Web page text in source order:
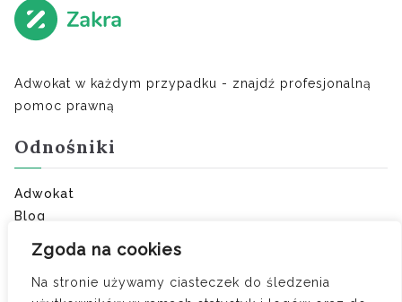
Zgoda na cookies
Na stronie używamy ciasteczek do śledzenia
Adwokat w każdym przypadku - znajdź profesjonalną
pomoc prawną
Odnośniki
Adwokat
Blog
Ostatnie porady:
Separacja zamiast rozwodu – kiedy jest lepszym